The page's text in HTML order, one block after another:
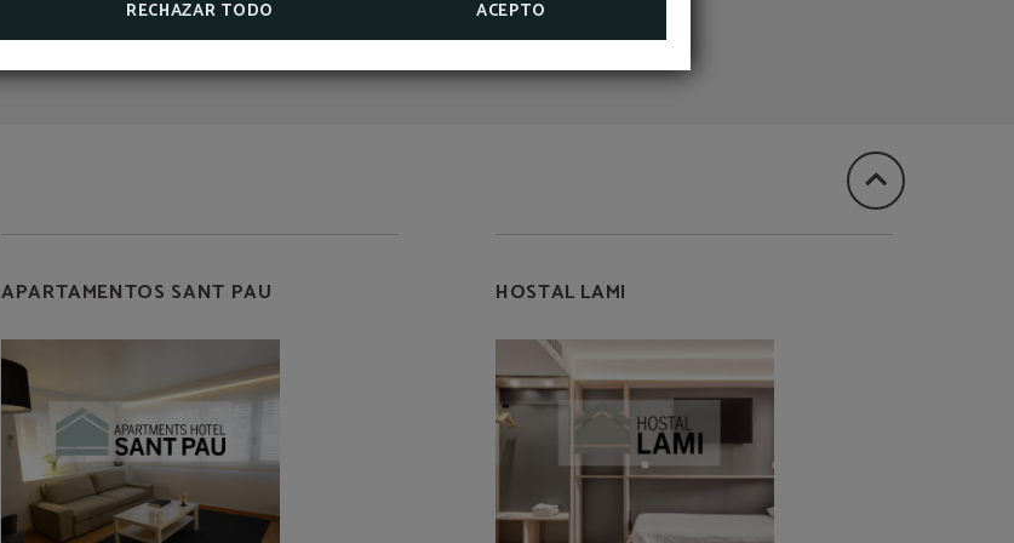
RECHAZAR TODO ACEPTO
APARTAMENTOS SANT PAU HOSTAL LAMI
CONSULTAR SEGUR DE CANCEL·LACIÓ